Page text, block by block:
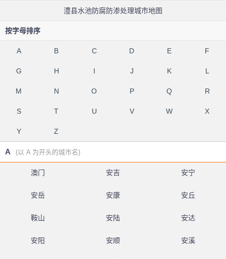
澧县水池防腐防渗处理城市地图
按字母排序
A B C D E F
G H I J K L
M N O P Q R
S T U V W X
Y Z
A (以 A 为开头的城市名)
澳门 安吉 安宁
安岳 安康 安丘
鞍山 安陆 安达
安阳 安顺 安溪